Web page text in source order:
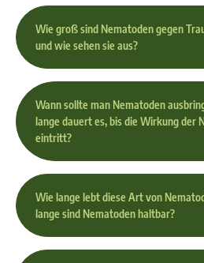
Wie groß sind Nematoden gegen
und wie sehen sie aus?
Wann sollte man Nematoden
lange dauert es, bis die Wirkung der
eintritt?
Wie lange lebt diese Art von
lange sind Nematoden haltbar?